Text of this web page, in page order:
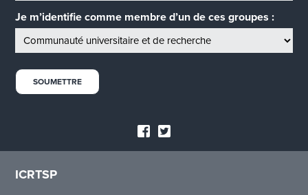
Je m’identifie comme membre d’un de ces groupes :
ICRTSP